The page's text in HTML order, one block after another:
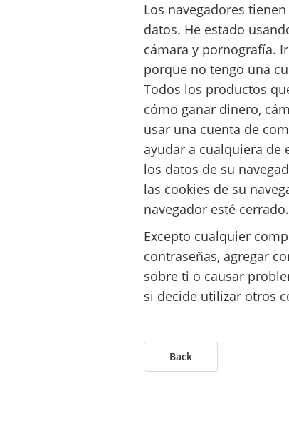
Los navegadores
datos. He estado
cámara y pornografía.
porque no tengo una
Todos los productos
cómo ganar dinero,
usar una cuenta de
ayudar a cualquiera de
los datos de su
las cookies de su
navegador esté cerrado.
Excepto cualquier
contraseñas, agregar
sobre ti o causar
si decide utilizar otros
Back